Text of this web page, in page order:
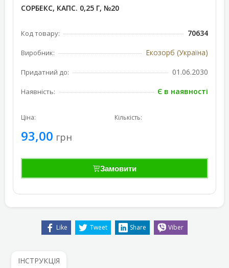
СОРБЕКС, КАПС. 0,25 Г, №20
Код товару: 70634
Виробник: Екозорб (Україна)
Придатний до: 01.06.2030
Наявність: Є в наявності
Ціна:
93,00 грн
Кількість:
Замовити
Like Tweet Share Viber
ІНСТРУКЦІЯ